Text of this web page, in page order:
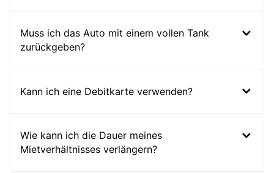
Muss ich das Auto mit einem vollen Tank
zurückgeben?
Kann ich eine Debitkarte verwenden?
Wie kann ich die Dauer meines
Mietverhältnisses verlängern?